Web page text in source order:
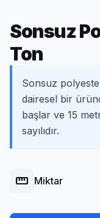
Sonsuz
Ton
Sonsuz
dairesel bir
başlar ve 15
sayılıdır.
straighten Miktar